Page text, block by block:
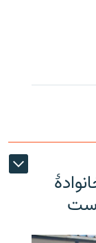
هزار خانوادۀ